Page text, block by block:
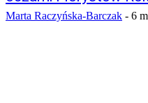
Marta Raczyńska-Barczak - 6